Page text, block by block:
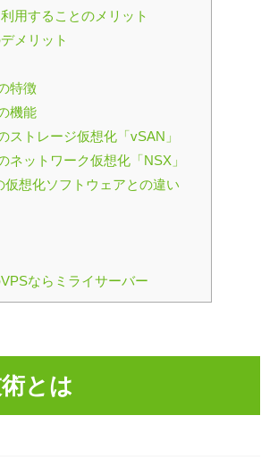
用することのメリット
メリット
特徴
機能
ストレージ仮想化「vSAN」
ネットワーク仮想化「NSX」
仮想化ソフトウェアとの違い
ならミライサーバー
とは